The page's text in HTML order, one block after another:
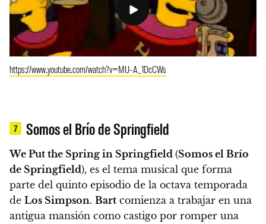
https://www.youtube.com/watch?v=MU-A_1DcCWs
7 Somos el Brío de Springfield
We Put the Spring in Springfield (Somos el Brío
de Springfield), es el tema musical que forma
parte del quinto episodio de la octava temporada
de Los Simpson. Bart comienza a trabajar en una
antigua mansión como castigo por romper una